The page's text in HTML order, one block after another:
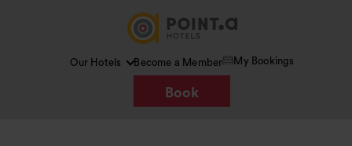
Our Hotels Become a Member My Bookings
Book